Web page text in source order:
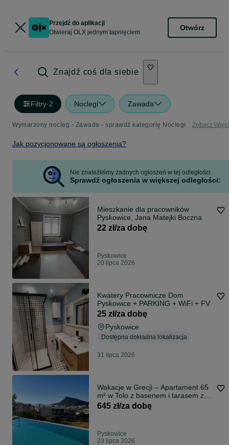
Przejdź do aplikacji
Otwieraj OLX jednym tapnięciem
Otwórz
Znajdź coś dla siebie
Filtry·2 Noclegi Zawada
Wymarzony nocleg - Zawada - sprawdź kategorię Noclegi Zobacz
Jak pozycjonowane są ogłoszenia?
Nie znaleźliśmy żadnych ogłoszeń w tej odległości.
Sprawdź ogłoszenia w większej odległości:
Mieszkanie dla pracowników
Pyskowice, Jana Matejki Boczna
22 zł/za dobę
Pyskowice
20 lipca 2026
Kwatery Pracownicze Dom
Pyskowice + PARKING + WiFi + FV
25 zł/za dobę
Pyskowice
Dostępna dokładna lokalizacja
31 lipca 2026
Wakacje w Grecji – Apartament 65
m² w Tolo z basenem i tarasem z
widokiem na morze
645 zł/za dobę
Pyskowice
23 lipca 2026